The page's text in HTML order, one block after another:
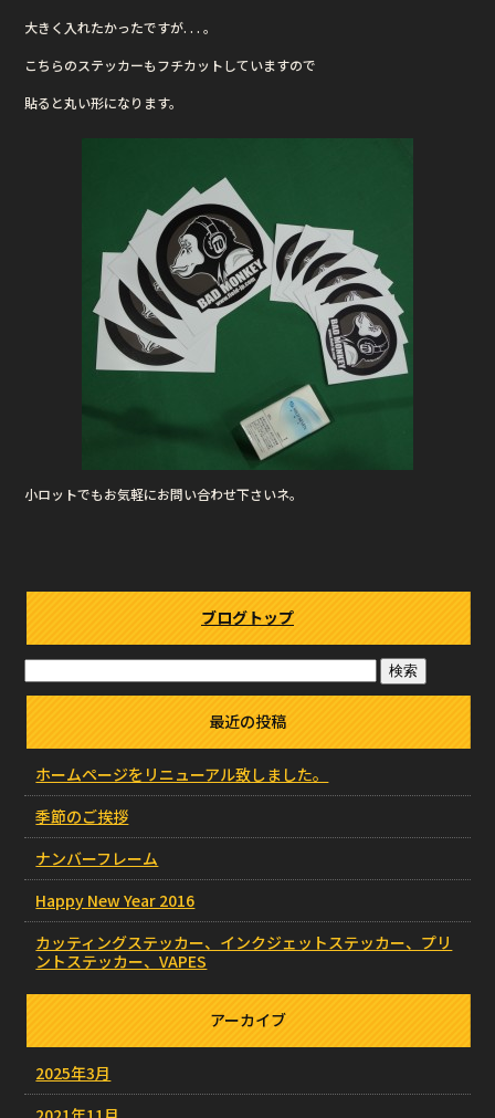
大きく入れたかったですが. . . 。
こちらのステッカーもフチカットしていますので
貼ると丸い形になります。
小ロットでもお気軽にお問い合わせ下さいネ。
ブログトップ
最近の投稿
ホームページをリニューアル致しました。
季節のご挨拶
ナンバーフレーム
Happy New Year 2016
カッティングステッカー、インクジェットステッカー、プリ
ントステッカー、VAPES
アーカイブ
2025年3月